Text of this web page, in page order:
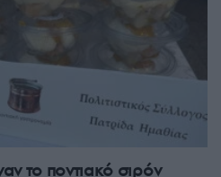
το ποντιακό σιρόν